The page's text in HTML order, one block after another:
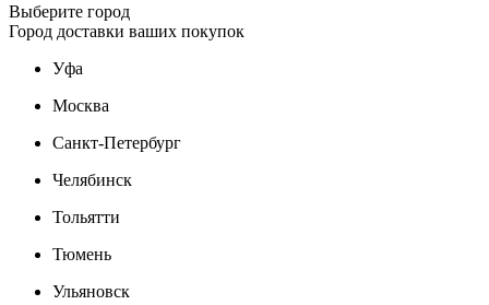
Выберите город
Город доставки ваших покупок
Уфа
Москва
Санкт-Петербург
Челябинск
Тольятти
Тюмень
Ульяновск